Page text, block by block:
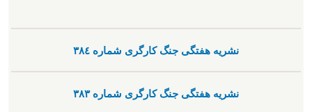
نشریە هفتگی جنگ کارگری شمارە ٣٨٤
نشریە هفتگی جنگ کارگری شمارە ٣٨٣